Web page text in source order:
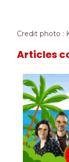
Credit photo :
Articles